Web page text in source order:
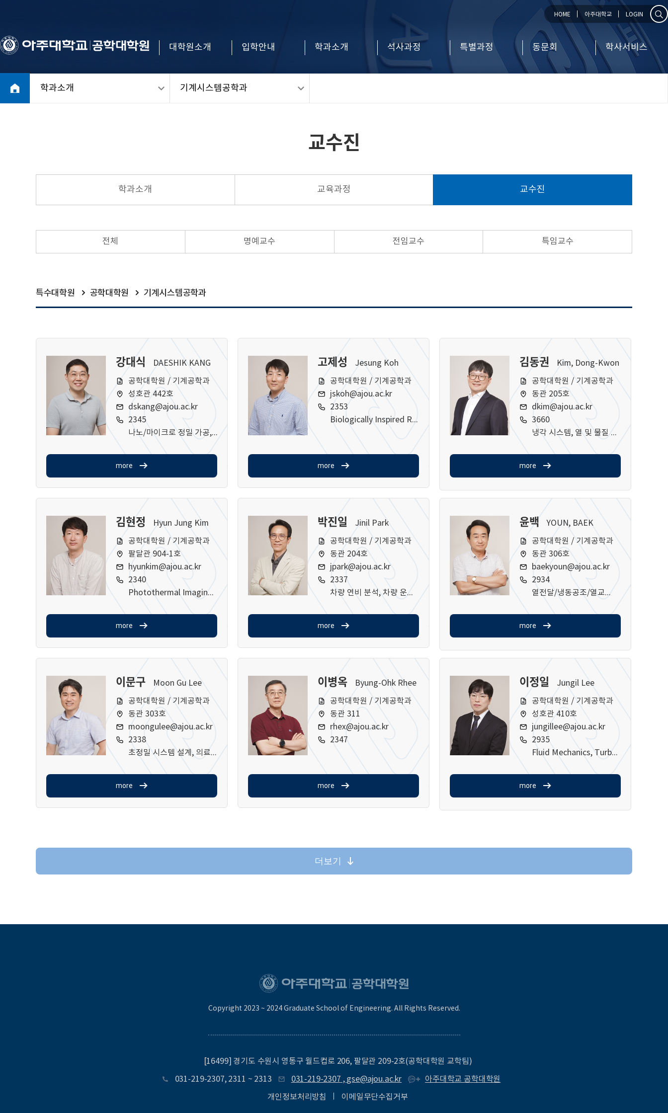
HOME 아주대학교 LOGIN
대학원소개 입학안내 학과소개 석사과정 특별과정 동문회 학사서비스
학과소개 기계시스템공학과
교수진
학과소개 교육과정 교수진
전체 명예교수 전임교수 특임교수
특수대학원 공학대학원 기계시스템공학과
강대식
DAESHIK KANG
공학대학원 / 기계공학과
성호관 442호
dskang@ajou.ac.kr
2345
나노/마이크로 정밀 가공, 멀티스케일 생체모사
more
고제성
Jesung Koh
공학대학원 / 기계공학과
jskoh@ajou.ac.kr
2353
Biologically Inspired Robotics
more
김동권
Kim, Dong-Kwon
공학대학원 / 기계공학과
동관 205호
dkim@ajou.ac.kr
3660
냉각 시스템, 열 및 물질 전달
more
김현정
Hyun Jung Kim
공학대학원 / 기계공학과
팔달관 904-1호
hyunkim@ajou.ac.kr
2340
Photothermal Imaging, Thermal Property Measurement, Heat Transfer, Visualization of Heat and Mass Transfer
more
박진일
Jinil Park
공학대학원 / 기계공학과
동관 204호
jpark@ajou.ac.kr
2337
차량 연비 분석, 차량 운전성 분석
more
윤백
YOUN, BAEK
공학대학원 / 기계공학과
동관 306호
baekyoun@ajou.ac.kr
2934
열전달/냉동공조/열교환기
more
이문구
Moon Gu Lee
공학대학원 / 기계공학과
동관 303호
moongulee@ajou.ac.kr
2338
초정밀 시스템 설계, 의료기기 설계
more
이병옥
Byung-Ohk Rhee
공학대학원 / 기계공학과
동관 311
rhex@ajou.ac.kr
2347
more
이정일
Jungil Lee
공학대학원 / 기계공학과
성호관 410호
jungillee@ajou.ac.kr
2935
Fluid Mechanics, Turbulence, Simulation
more
더보기
Copyright 2023 ~ 2024 Graduate School of Engineering. All Rights Reserved.
[16499] 경기도 수원시 영통구 월드컵로 206, 팔달관 209-2호(공학대학원 교학팀)
031-219-2307, 2311 ~ 2313 031-219-2307 , gse@ajou.ac.kr
아주대학교 공학대학원
개인정보처리방침
이메일무단수집거부